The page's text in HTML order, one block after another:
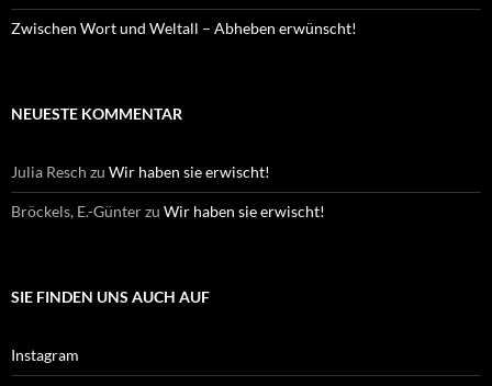
Zwischen Wort und Weltall – Abheben erwünscht!
NEUESTE KOMMENTAR
Julia Resch zu Wir haben sie erwischt!
Bröckels, E.-Günterzu Wir haben sie erwischt!
SIE FINDEN UNS AUCH AUF
Instagram